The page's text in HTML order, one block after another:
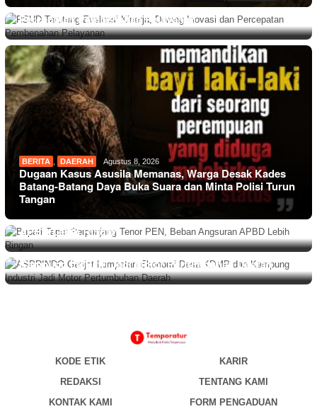
RSUD Tarutung Evaluasi Kinerja, Dorong Inovasi dan
Percepatan Pembenahan Pelayanan
BERITA DAERAH Agustus 8, 2026
Dugaan Kasus Asusila Memanas, Warga Desak Kades
Batang-Batang Daya Buka Suara dan Minta Polisi Turun
Tangan
BERITA
Bupati Taput Perpanjang Tenor PEN, Beban Angsuran
APBD Lebih Ringan
NASIONAL Agustus 7, 2026
ASPRINDO Genjot Lompatan Ekonomi Desa KDMP dan
Kampung Industri Jadi Motor Pertumbuhan Daerah
KODE ETIK
KARIR
REDAKSI
TENTANG KAMI
KONTAK KAMI
FORM PENGADUAN